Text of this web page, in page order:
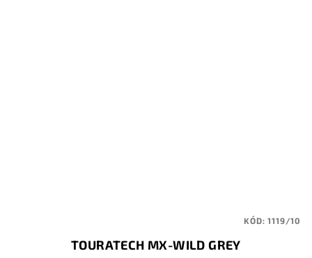
TOURATECH MX-WILD GREY
KÓD:1119/10